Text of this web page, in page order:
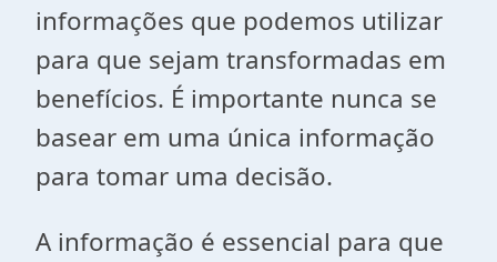
informações que podemos utilizar
para que sejam transformadas em
benefícios. É importante nunca se
basear em uma única informação
para tomar uma decisão.
A informação é essencial para que